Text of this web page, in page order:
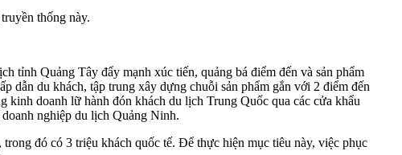
thống này.
tỉnh Quảng Tây đẩy mạnh xúc tiến, quảng bá điểm đến và sản phẩm
dẫn du khách, tập trung xây dựng chuỗi sản phẩm gắn với 2 điểm đến
doanh lữ hành đón khách du lịch Trung Quốc qua các cửa khẩu
nghiệp du lịch Quảng Ninh.
đó có 3 triệu khách quốc tế. Để thực hiện mục tiêu này, việc phục